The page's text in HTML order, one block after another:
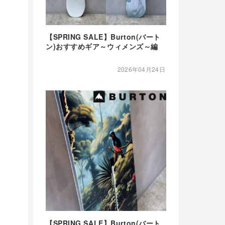
【SPRING SALE】Burton(バート
ン)おすすめギア～ウィメンズ～編
2026年04月24日
【SPRING SALE】Burton(バート